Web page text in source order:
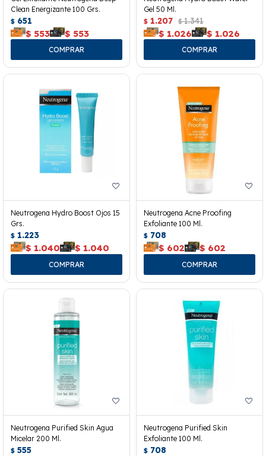
Clean Energizante 100 Grs.
$ 651
$ 553 $ 553
Gel 50 Ml.
$ 1.207 $ 1.341
$ 1.026 $ 1.026
Neutrogena Hydro Boost Ojos 15
Grs.
$ 1.223
$ 1.040 $ 1.040
Neutrogena Acne Proofing
Exfoliante 100 Ml.
$ 708
$ 602 $ 602
Neutrogena Purified Skin Agua
Micelar 200 Ml.
$ 555
Neutrogena Purified Skin
Exfoliante 100 Ml.
$ 708